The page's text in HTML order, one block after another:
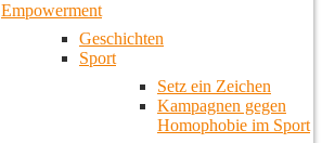
Empowerment
Geschichten
Sport
Setz ein Zeichen
Kampagnen gegen
Homophobie im Sport